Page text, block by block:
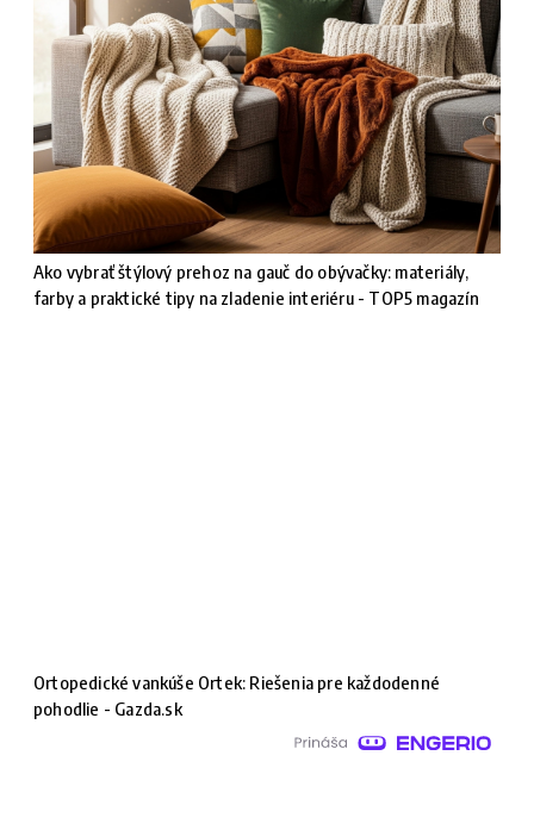
Ako vybrať štýlový prehoz na gauč do obývačky: materiály,
farby a praktické tipy na zladenie interiéru - TOP5 magazín
Ortopedické vankúše Ortek: Riešenia pre každodenné
pohodlie - Gazda.sk